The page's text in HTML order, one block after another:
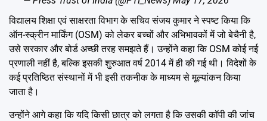
विद्यालय शिक्षा एवं साक्षरता विभाग के सचिव संजय कुमार ने स्पष्ट किया कि
ऑन-स्क्रीन मार्किंग (OSM) को लेकर बच्चों और अभिभावकों में जो बेचैनी है,
उसे सरकार और बोर्ड अच्छी तरह समझते हैं। उन्होंने कहा कि OSM कोई नई
प्रणाली नहीं है, बल्कि इसकी शुरुआत वर्ष 2014 में ही की गई थी। विदेशों के
कई प्रतिष्ठित संस्थानों में भी इसी तकनीक के माध्यम से मूल्यांकन किया
जाता है।
उन्होंने आगे कहा कि यदि किसी छात्र को लगता है कि उसकी कॉपी की जांच